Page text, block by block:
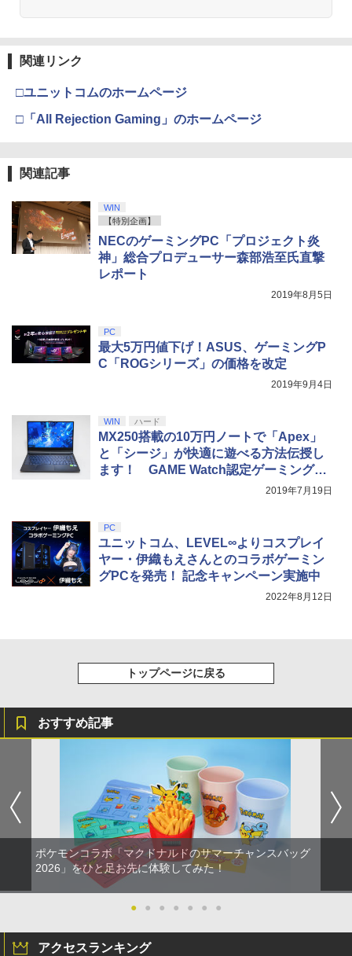
関連リンク
□ユニットコムのホームページ
□「All Rejection Gaming」のホームページ
関連記事
WIN
【特別企画】
NECのゲーミングPC「プロジェクト炎
神」総合プロデューサー森部浩至氏直撃
レポート
2019年8月5日
PC
最大5万円値下げ！ASUS、ゲーミングP
C「ROGシリーズ」の価格を改定
2019年9月4日
WIN ハード
MX250搭載の10万円ノートで「Apex」
と「シージ」が快適に遊べる方法伝授し
ます！ GAME Watch認定ゲーミングPC
「GALLERIA GWL250YF」レビュー
2019年7月19日
PC
ユニットコム、LEVEL∞よりコスプレイ
ヤー・伊織もえさんとのコラボゲーミン
グPCを発売！ 記念キャンペーン実施中
2022年8月12日
トップページに戻る
おすすめ記事
ポケモンコラボ「マクドナルドのサマーチャンスバッグ
2026」をひと足お先に体験してみた！
● ● ● ● ● ● ●
アクセスランキング